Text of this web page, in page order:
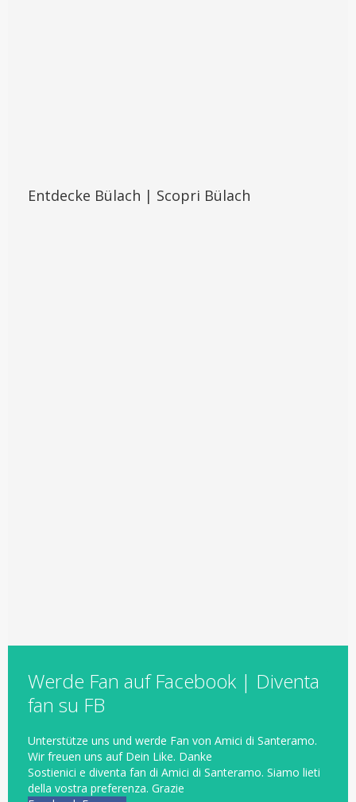
Entdecke Bülach | Scopri Bülach
Werde Fan auf Facebook | Diventa
fan su FB
Unterstütze uns und werde Fan von Amici di Santeramo.
Wir freuen uns auf Dein Like. Danke
Sostienici e diventa fan di Amici di Santeramo. Siamo lieti
della vostra preferenza. Grazie